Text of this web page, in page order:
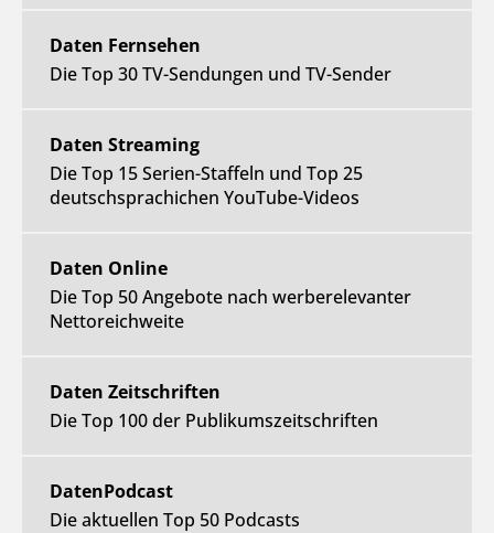
Daten Fernsehen
Die Top 30 TV-Sendungen und TV-Sender
Daten Streaming
Die Top 15 Serien-Staffeln und Top 25
deutschsprachichen YouTube-Videos
Daten Online
Die Top 50 Angebote nach werberelevanter
Nettoreichweite
Daten Zeitschriften
Die Top 100 der Publikumszeitschriften
DatenPodcast
Die aktuellen Top 50 Podcasts